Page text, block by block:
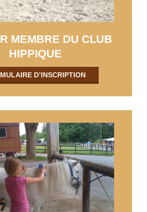
MEMBRE DU CLUB
HIPPIQUE
D’INSCRIPTION